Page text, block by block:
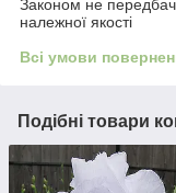
Законом не
належної якості
Всі умови
Подібні товари